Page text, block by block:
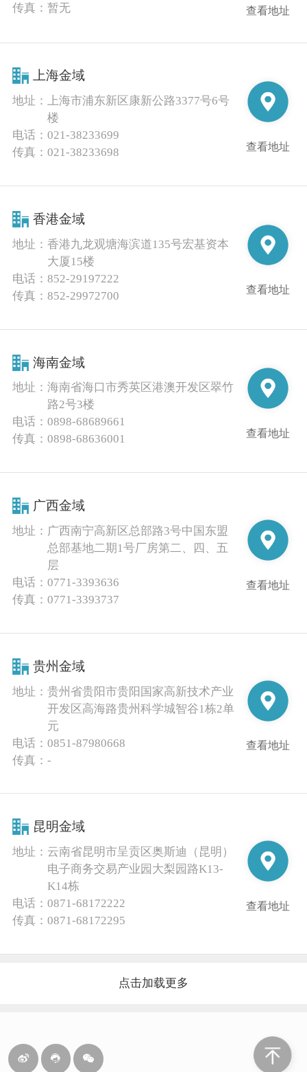
传真： 暂无 查看地址
上海金域
地址： 上海市浦东新区康新公路3377号6号
楼
电话： 021-38233699
传真： 021-38233698 查看地址
香港金域
地址： 香港九龙观塘海滨道135号宏基资本
大厦15楼
电话： 852-29197222
传真： 852-29972700 查看地址
海南金域
地址： 海南省海口市秀英区港澳开发区翠竹
路2号3楼
电话： 0898-68689661
传真： 0898-68636001 查看地址
广西金域
地址： 广西南宁高新区总部路3号中国东盟
总部基地二期1号厂房第二、四、五
层
电话： 0771-3393636
传真： 0771-3393737
查看地址
贵州金域
地址： 贵州省贵阳市贵阳国家高新技术产业
开发区高海路贵州科学城智谷1栋2单
元
电话： 0851-87980668
传真： -
查看地址
昆明金域
地址： 云南省昆明市呈贡区奥斯迪（昆明）
电子商务交易产业园大梨园路K13-
K14栋
电话： 0871-68172222
传真： 0871-68172295
查看地址
点击加载更多